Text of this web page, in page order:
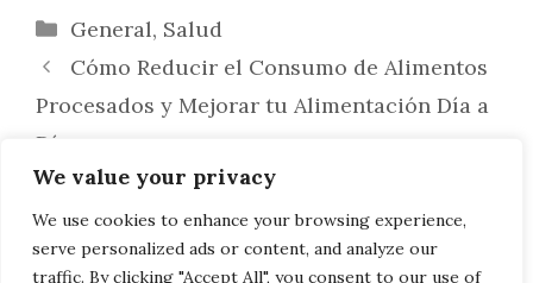
We value your privacy
We use cookies to enhance your browsing experience,
serve personalized ads or content, and analyze our
traffic. By clicking "Accept All", you consent to our use of
Categorías
General, Salud
Cómo Reducir el Consumo de Alimentos
Procesados y Mejorar tu Alimentación Día a
Día
Cómo Mantenerse Motivado y
Comprometido con un Estilo de Vida
Saludable a Largo Plazo